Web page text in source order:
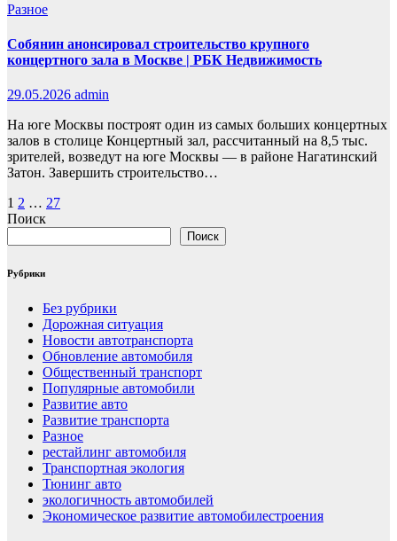
Разное
Собянин анонсировал строительство крупного
концертного зала в Москве | РБК Недвижимость
29.05.2026 admin
На юге Москвы построят один из самых больших концертных
залов в столице Концертный зал, рассчитанный на 8,5 тыс.
зрителей, возведут на юге Москвы — в районе Нагатинский
Затон. Завершить строительство…
Пагинация
записей
1 2 … 27
Поиск
Поиск
Рубрики
Без рубрики
Дорожная ситуация
Новости автотранспорта
Обновление автомобиля
Общественный транспорт
Популярные автомобили
Развитие авто
Развитие транспорта
Разное
рестайлинг автомобиля
Транспортная экология
Тюнинг авто
экологичность автомобилей
Экономическое развитие автомобилестроения